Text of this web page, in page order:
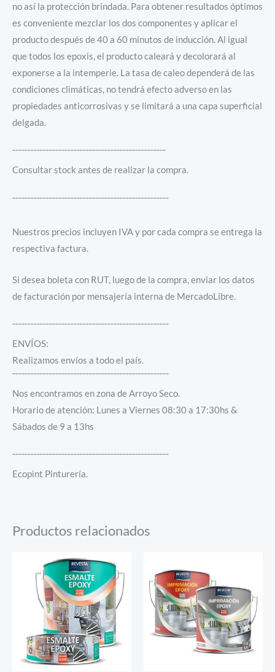
no así la protección brindada. Para obtener resultados óptimos
es conveniente mezclar los dos componentes y aplicar el
producto después de 40 a 60 minutos de inducción. Al igual
que todos los epoxis, el producto caleará y decolorará al
exponerse a la intemperie. La tasa de caleo dependerá de las
condiciones climáticas, no tendrá efecto adverso en las
propiedades anticorrosivas y se limitará a una capa superficial
delgada.
¯¯¯¯¯¯¯¯¯¯¯¯¯¯¯¯¯¯¯¯¯¯¯¯¯¯¯¯¯¯¯¯¯¯¯¯¯¯¯¯¯¯¯¯¯¯¯¯¯¯
Consultar stock antes de realizar la compra.
¯¯¯¯¯¯¯¯¯¯¯¯¯¯¯¯¯¯¯¯¯¯¯¯¯¯¯¯¯¯¯¯¯¯¯¯¯¯¯¯¯¯¯¯¯¯¯¯¯¯¯
Nuestros precios incluyen IVA y por cada compra se entrega la
respectiva factura.
Si desea boleta con RUT, luego de la compra, enviar los datos
de facturación por mensajería interna de MercadoLibre.
¯¯¯¯¯¯¯¯¯¯¯¯¯¯¯¯¯¯¯¯¯¯¯¯¯¯¯¯¯¯¯¯¯¯¯¯¯¯¯¯¯¯¯¯¯¯¯¯¯¯¯
ENVÍOS:
Realizamos envíos a todo el país.
¯¯¯¯¯¯¯¯¯¯¯¯¯¯¯¯¯¯¯¯¯¯¯¯¯¯¯¯¯¯¯¯¯¯¯¯¯¯¯¯¯¯¯¯¯¯¯¯¯¯¯
Nos encontramos en zona de Arroyo Seco.
Horario de atención: Lunes a Viernes 08:30 a 17:30hs &
Sábados de 9 a 13hs
¯¯¯¯¯¯¯¯¯¯¯¯¯¯¯¯¯¯¯¯¯¯¯¯¯¯¯¯¯¯¯¯¯¯¯¯¯¯¯¯¯¯¯¯¯¯¯¯¯¯¯
Ecopint Pinturería.
Productos relacionados